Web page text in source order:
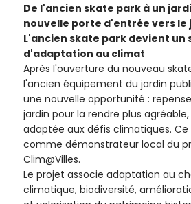
De l'ancien skate park à un
nouvelle porte d'entrée vers le
L'ancien skate park devient un
d'adaptation au climat
Après l'ouverture du nouveau
l'ancien équipement du jardin
une nouvelle opportunité :
jardin pour la rendre plus
adaptée aux défis climatiques.
comme démonstrateur local du
Clim@Villes.
Le projet associe adaptation au
climatique, biodiversité,